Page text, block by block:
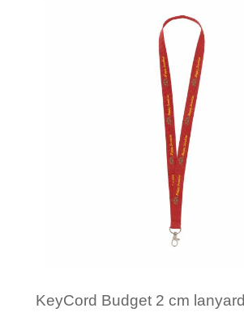
Minimale afname: 1
KeyCord Budget 2 cm lanyard